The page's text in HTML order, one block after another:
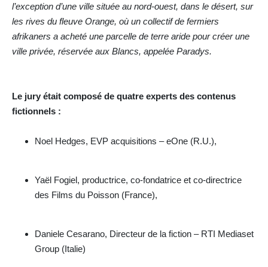
l’exception d’une ville située au nord-ouest, dans le désert, sur
les rives du fleuve Orange, où un collectif de fermiers
afrikaners a acheté une parcelle de terre aride pour créer une
ville privée, réservée aux Blancs, appelée Paradys.
Le jury était composé de quatre experts des contenus
fictionnels :
Noel Hedges, EVP acquisitions – eOne (R.U.),
Yaël Fogiel, productrice, co-fondatrice et co-directrice
des Films du Poisson (France),
Daniele Cesarano, Directeur de la fiction – RTI Mediaset
Group (Italie)